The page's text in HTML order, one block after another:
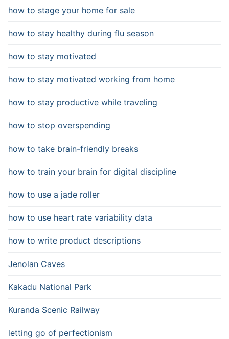
how to stage your home for sale
how to stay healthy during flu season
how to stay motivated
how to stay motivated working from home
how to stay productive while traveling
how to stop overspending
how to take brain-friendly breaks
how to train your brain for digital discipline
how to use a jade roller
how to use heart rate variability data
how to write product descriptions
Jenolan Caves
Kakadu National Park
Kuranda Scenic Railway
letting go of perfectionism